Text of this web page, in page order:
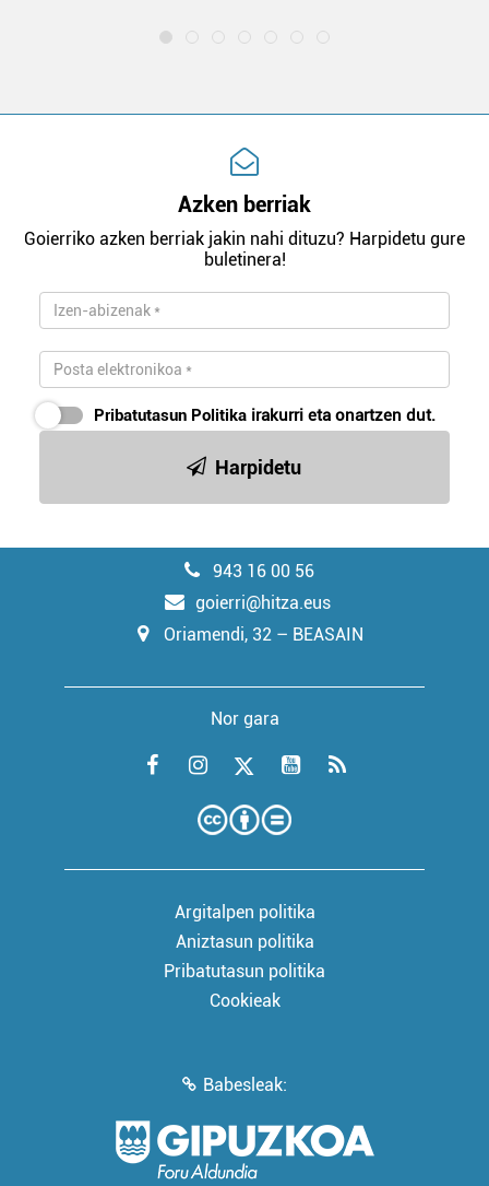
Azken berriak
Goierriko azken berriak jakin nahi dituzu? Harpidetu gure
buletinera!
Pribatutasun Politika irakurri eta onartzen dut.
Harpidetu
943 16 00 56
goierri@hitza.eus
Oriamendi, 32 – BEASAIN
Nor gara
Argitalpen politika
Aniztasun politika
Pribatutasun politika
Cookieak
Babesleak: